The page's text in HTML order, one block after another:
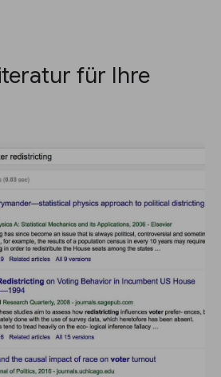
für Ihre